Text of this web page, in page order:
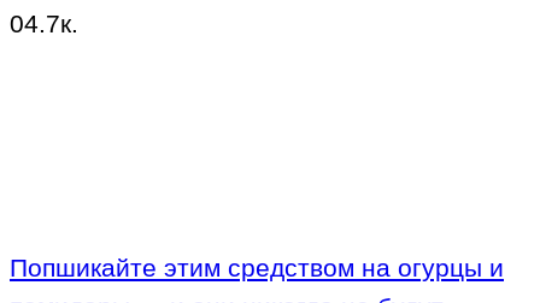
04.7к.
Попшикайте этим средством на огурцы и